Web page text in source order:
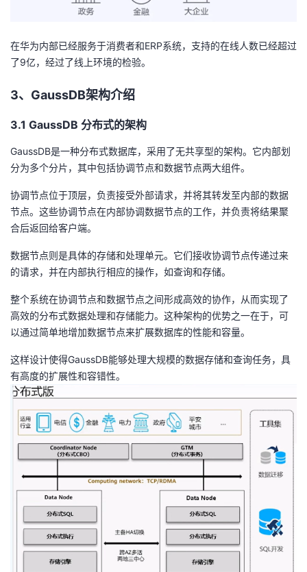
在华为内部已经服务于消费者和ERP系统，支持的在线人数已经超过
了9亿，经过了线上环境的检验。
3、 GaussDB架构介绍
3.1 GaussDB 分布式的架构
GaussDB是一种分布式数据库，采用了无共享型的架构。它内部划
分为多个分片，其中包括协调节点和数据节点两大组件。
协调节点位于顶层，负责接受外部请求，并将其转发至内部的数据
节点。这些协调节点在内部协调数据节点的工作，并负责将结果聚
合后返回给客户端。
数据节点则是具体的存储和处理单元。它们接收协调节点传递过来
的请求，并在内部执行相应的操作，如查询和存储。
整个系统在协调节点和数据节点之间形成高效的协作，从而实现了
高效的分布式数据处理和存储能力。这种架构的优势之一在于，可
以通过简单地增加数据节点来扩展数据库的性能和容量。
这样设计使得GaussDB能够处理大规模的数据存储和查询任务，具
有高度的扩展性和容错性。